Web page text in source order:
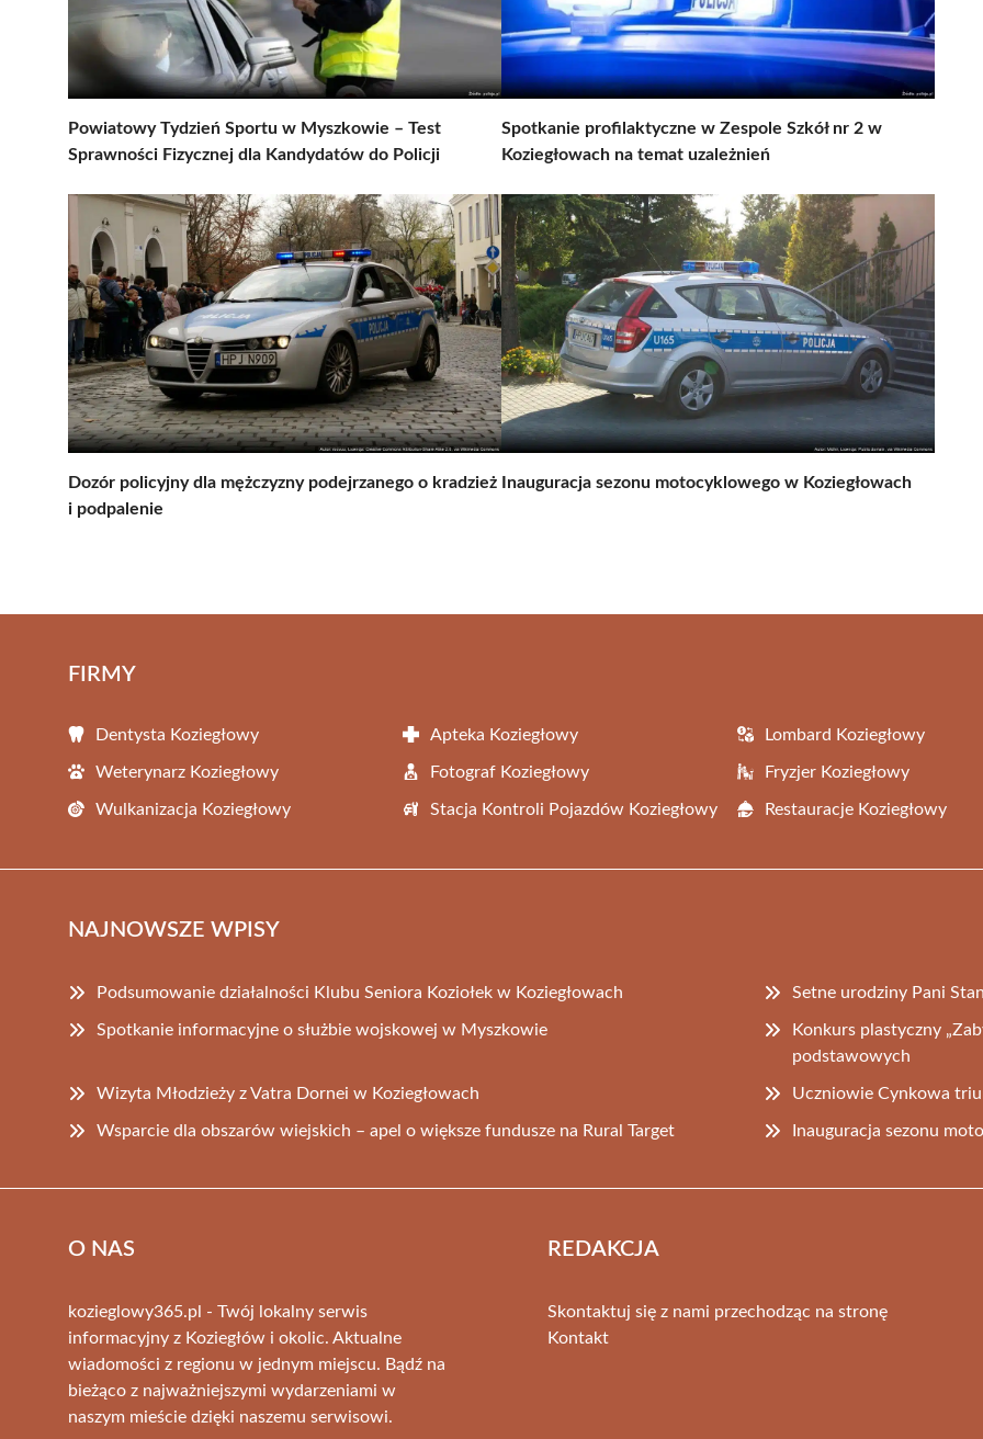
Powiatowy Tydzień Sportu w Myszkowie – Test
Sprawności Fizycznej dla Kandydatów do Policji
Spotkanie profilaktyczne w Zespole Szkół nr 2 w
Koziegłowach na temat uzależnień
Dozór policyjny dla mężczyzny podejrzanego o kradzież
i podpalenie
Inauguracja sezonu motocyklowego w Koziegłowach
FIRMY
Dentysta Koziegłowy Apteka Koziegłowy Lombard Koziegłowy
Weterynarz Koziegłowy Fotograf Koziegłowy Fryzjer Koziegłowy
Wulkanizacja Koziegłowy Stacja Kontroli Pojazdów Koziegłowy Restauracje Koziegłowy
NAJNOWSZE WPISY
Podsumowanie działalności Klubu Seniora Koziołek w Koziegłowach Setne urodziny Pani
Spotkanie informacyjne o służbie wojskowej w Myszkowie
Konkurs plastyczny
podstawowych
Wizyta Młodzieży z Vatra Dornei w Koziegłowach Uczniowie Cynkowa
Wsparcie dla obszarów wiejskich – apel o większe fundusze na Rural Target Inauguracja sezonu
O NAS
kozieglowy365.pl - Twój lokalny serwis
informacyjny z Koziegłów i okolic. Aktualne
wiadomości z regionu w jednym miejscu. Bądź na
bieżąco z najważniejszymi wydarzeniami w
naszym mieście dzięki naszemu serwisowi.
REDAKCJA
Skontaktuj się z nami przechodząc na stronę
Kontakt